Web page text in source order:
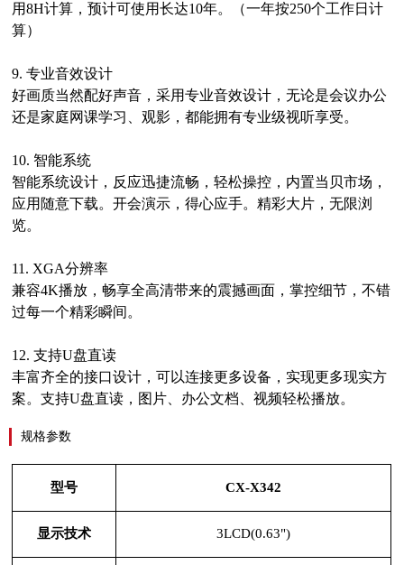
用8H计算，预计可使用长达10年。（一年按250个工作日计
算）
9.专业音效设计
好画质当然配好声音，采用专业音效设计，无论是会议办公
还是家庭网课学习、观影，都能拥有专业级视听享受。
10. 智能系统
智能系统设计，反应迅捷流畅，轻松操控，内置当贝市场，
应用随意下载。开会演示，得心应手。精彩大片，无限浏
览。
11. XGA分辨率
兼容4K播放，畅享全高清带来的震撼画面，掌控细节，不错
过每一个精彩瞬间。
12.支持U盘直读
丰富齐全的接口设计，可以连接更多设备，实现更多现实方
案。支持U盘直读，图片、办公文档、视频轻松播放。
规格参数
型号 CX-X342
显示技术 3LCD(0.63")